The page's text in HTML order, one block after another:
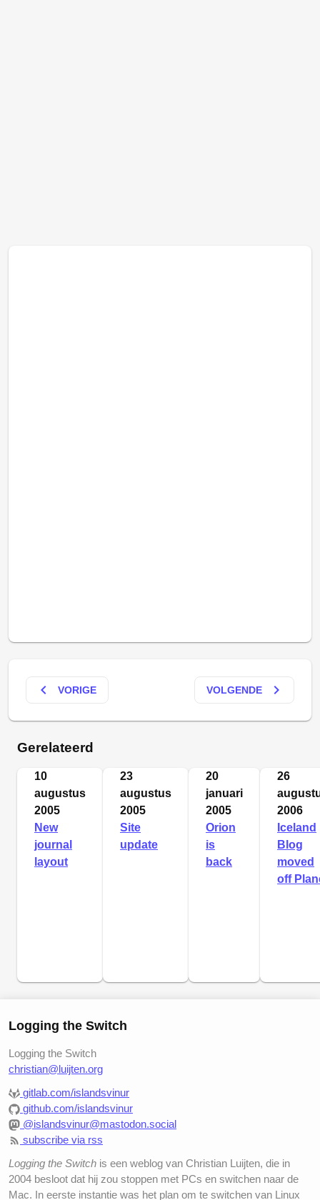
keyboard_arrow_left VORIGE VOLGENDE keyboard_arrow_right
Gerelateerd
10
augustus
2005
New
journal
layout
23
augustus
2005
Site
update
20
januari
2005
Orion
is
back
26
2006
Iceland
Blog
moved
off
Logging the Switch
Logging the Switch
christian@luijten.org
gitlab.com/islandsvinur
github.com/islandsvinur
@islandsvinur@mastodon.social
subscribe via rss
Logging the Switch is een weblog van Christian Luijten, die in
2004 besloot dat hij zou stoppen met PCs en switchen naar de
Mac. In eerste instantie was het plan om te switchen van Linux